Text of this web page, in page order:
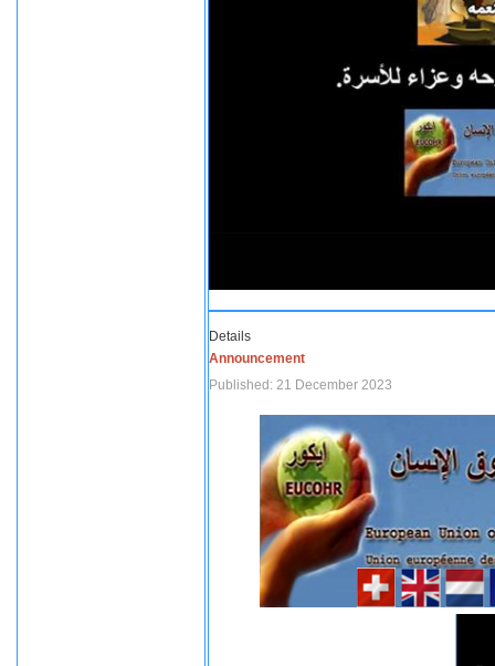
Details
Announcement
Published: 21 December 2023